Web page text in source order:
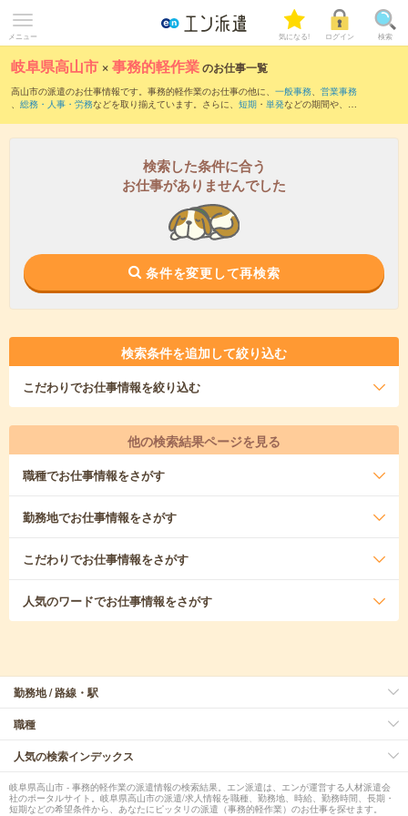
メニュー 気になる! ログイン 検索
岐阜県高山市 ×事務的軽作業のお仕事一覧
高山市の派遣のお仕事情報です。事務的軽作業のお仕事の他に、 一般事務、 営業事務
、 総務・人事・労務などを取り揃えています。さらに、 短期 ・ 単発などの期間や、 職
検索した条件に合う
お仕事がありませんでした
条件を変更して再検索
検索条件を追加して絞り込む
こだわりでお仕事情報を絞り込む
他の検索結果ページを見る
職種でお仕事情報をさがす
勤務地でお仕事情報をさがす
こだわりでお仕事情報をさがす
人気のワードでお仕事情報をさがす
勤務地 / 路線・駅
職種
人気の検索インデックス
岐阜県高山市 - 事務的軽作業の派遣情報の検索結果。エン派遣は、エンが運営する人材派遣会
社のポータルサイト。岐阜県高山市の派遣/求人情報を職種、勤務地、時給、勤務時間、長期・
短期などの希望条件から、あなたにピッタリの派遣（事務的軽作業）のお仕事を探せます。